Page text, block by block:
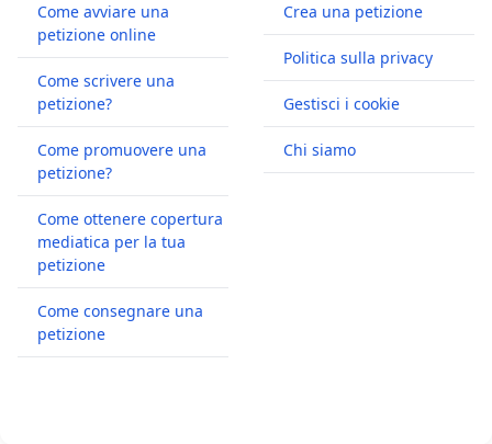
Come avviare una
petizione online
Come scrivere una
petizione?
Come promuovere una
petizione?
Come ottenere copertura
mediatica per la tua
petizione
Come consegnare una
petizione
Crea una petizione
Politica sulla privacy
Gestisci i cookie
Chi siamo